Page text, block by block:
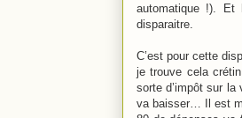
automatique !). Et
disparaitre.
C’est pour cette
je trouve cela
sorte d’impôt sur la
va baisser… Il est